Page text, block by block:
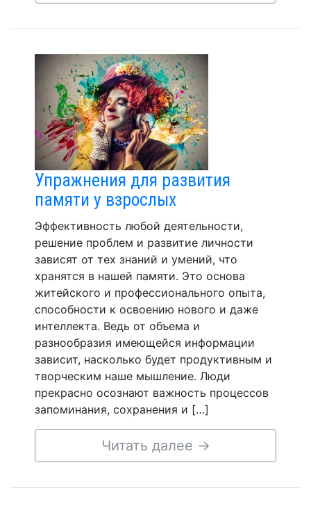
Упражнения для развития
памяти у взрослых
Эффективность любой деятельности,
решение проблем и развитие личности
зависят от тех знаний и умений, что
хранятся в нашей памяти. Это основа
житейского и профессионального опыта,
способности к освоению нового и даже
интеллекта. Ведь от объема и
разнообразия имеющейся информации
зависит, насколько будет продуктивным и
творческим наше мышление. Люди
прекрасно осознают важность процессов
запоминания, сохранения и […]
Читать далее →